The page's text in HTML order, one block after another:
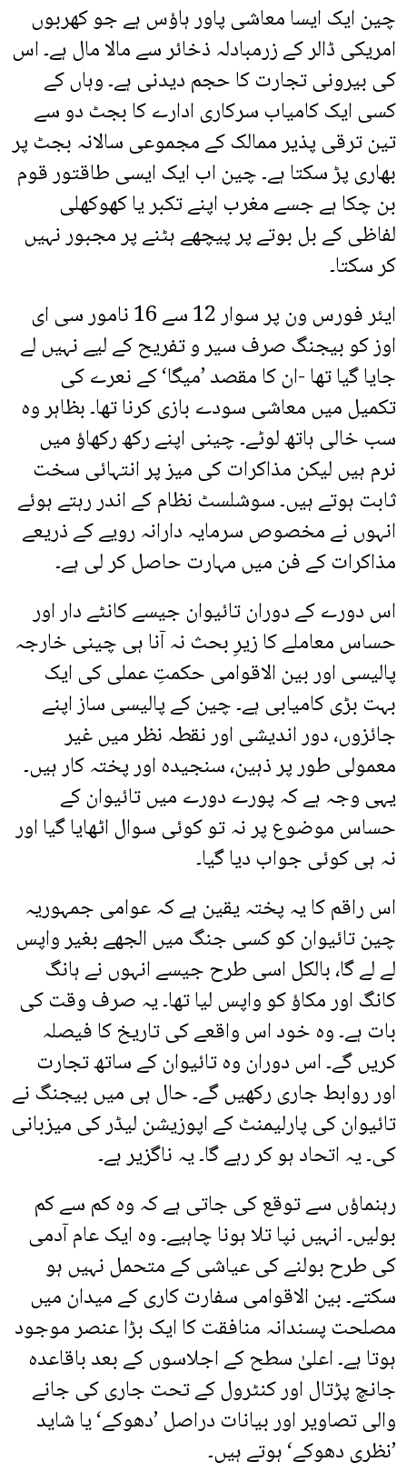
چین ایک ایسا معاشی پاور ہاؤس ہے جو کھربوں
امریکی ڈالر کے زرمبادلہ ذخائر سے مالا مال ہے۔ اس
کی بیرونی تجارت کا حجم دیدنی ہے۔ وہاں کے
کسی ایک کامیاب سرکاری ادارے کا بجٹ دو سے
تین ترقی پذیر ممالک کے مجموعی سالانہ بجٹ پر
بھاری پڑ سکتا ہے۔ چین اب ایک ایسی طاقتور قوم
بن چکا ہے جسے مغرب اپنے تکبر یا کھوکھلی
لفاظی کے بل بوتے پر پیچھے ہٹنے پر مجبور نہیں
کر سکتا۔
ایئر فورس ون پر سوار 12 سے 16 نامور سی ای
اوز کو بیجنگ صرف سیر و تفریح کے لیے نہیں لے
جایا گیا تھا -ان کا مقصد ’میگا‘ کے نعرے کی
تکمیل میں معاشی سودے بازی کرنا تھا۔ بظاہر وہ
سب خالی ہاتھ لوٹے۔ چینی اپنے رکھ رکھاؤ میں
نرم ہیں لیکن مذاکرات کی میز پر انتہائی سخت
ثابت ہوتے ہیں۔ سوشلسٹ نظام کے اندر رہتے ہوئے
انہوں نے مخصوص سرمایہ دارانہ رویے کے ذریعے
مذاکرات کے فن میں مہارت حاصل کر لی ہے۔
اس دورے کے دوران تائیوان جیسے کانٹے دار اور
حساس معاملے کا زیرِ بحث نہ آنا ہی چینی خارجہ
پالیسی اور بین الاقوامی حکمتِ عملی کی ایک
بہت بڑی کامیابی ہے۔ چین کے پالیسی ساز اپنے
جائزوں، دور اندیشی اور نقطہ نظر میں غیر
معمولی طور پر ذہین، سنجیدہ اور پختہ کار ہیں۔
یہی وجہ ہے کہ پورے دورے میں تائیوان کے
حساس موضوع پر نہ تو کوئی سوال اٹھایا گیا اور
نہ ہی کوئی جواب دیا گیا۔
اس راقم کا یہ پختہ یقین ہے کہ عوامی جمہوریہ
چین تائیوان کو کسی جنگ میں الجھے بغیر واپس
لے لے گا، بالکل اسی طرح جیسے انہوں نے ہانگ
کانگ اور مکاؤ کو واپس لیا تھا۔ یہ صرف وقت کی
بات ہے۔ وہ خود اس واقعے کی تاریخ کا فیصلہ
کریں گے۔ اس دوران وہ تائیوان کے ساتھ تجارت
اور روابط جاری رکھیں گے۔ حال ہی میں بیجنگ نے
تائیوان کی پارلیمنٹ کے اپوزیشن لیڈر کی میزبانی
کی۔ یہ اتحاد ہو کر رہے گا۔ یہ ناگزیر ہے۔
رہنماؤں سے توقع کی جاتی ہے کہ وہ کم سے کم
بولیں۔ انہیں نپا تلا ہونا چاہیے۔ وہ ایک عام آدمی
کی طرح بولنے کی عیاشی کے متحمل نہیں ہو
سکتے۔ بین الاقوامی سفارت کاری کے میدان میں
مصلحت پسندانہ منافقت کا ایک بڑا عنصر موجود
ہوتا ہے۔ اعلیٰ سطح کے اجلاسوں کے بعد باقاعدہ
جانچ پڑتال اور کنٹرول کے تحت جاری کی جانے
والی تصاویر اور بیانات دراصل ’دھوکے‘ یا شاید
’نظری دھوکے‘ ہوتے ہیں۔